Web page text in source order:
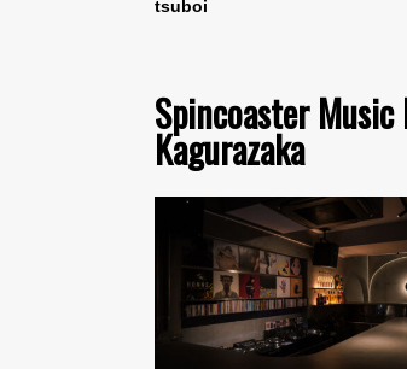
tsuboi
Spincoaster Music
Kagurazaka